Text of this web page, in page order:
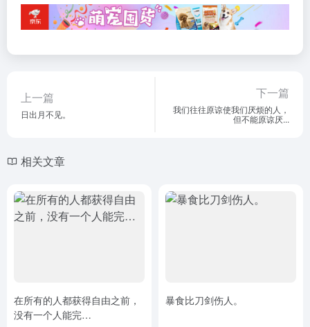
上一篇
日出月不见。
下一篇
我们往往原谅使我们厌烦的人，
但不能原谅厌...
相关文章
在所有的人都获得自由之前，
没有一个人能完…
暴食比刀剑伤人。